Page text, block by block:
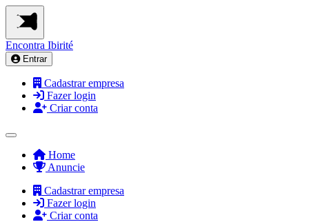
Encontra Ibirité
Entrar
Cadastrar empresa
Fazer login
Criar conta
Home
Anuncie
Cadastrar empresa
Fazer login
Criar conta